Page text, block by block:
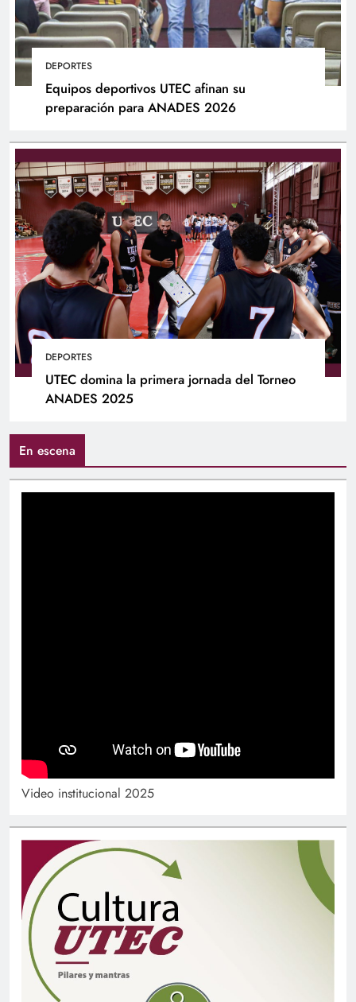
DEPORTES
Equipos deportivos UTEC afinan su
preparación para ANADES 2026
DEPORTES
UTEC domina la primera jornada del Torneo
ANADES 2025
En escena
Video institucional 2025